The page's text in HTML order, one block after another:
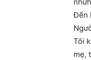
Đến
Tôi
mẹ,